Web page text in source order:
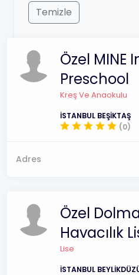
Temizle
Özel MINE
Preschool
Kreş Ve Anaokulu
İSTANBUL BEŞİKTAŞ
(0)
Adres
Özel
Havacılık
Lise
İSTANBUL